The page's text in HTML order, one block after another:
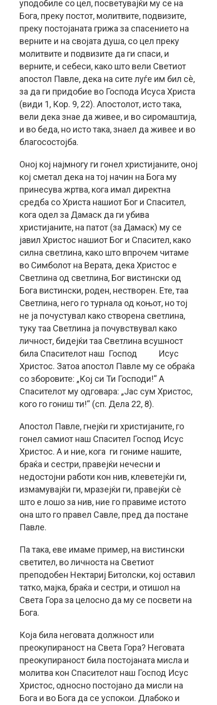
уподобиле со цел, посветувајќи му се на
Бога, преку постот, молитвите, подвизите,
преку постојаната грижа за спасението на
верните и на својата душа, со цел преку
молитвите и подвизите да ги спаси, и
верните, и себеси, како што вели Светиот
апостол Павле, дека на сите луѓе им бил сѐ,
за да ги придобие во Господа Исуса Христа
(види 1, Кор. 9, 22). Апостолот, исто така,
вели дека знае да живее, и во сиромаштија,
и во беда, но исто така, знаел да живее и во
благосостојба.
Оној кој најмногу ги гонел христијаните, оној
кој сметал дека на тој начин на Бога му
принесува жртва, кога имал директна
средба со Христа нашиот Бог и Спасител,
кога одел за Дамаск да ги убива
христијаните, на патот (за Дамаск) му се
јавил Христос нашиот Бог и Спасител, како
силна светлина, како што впрочем читаме
во Симболот на Верата, дека Христос е
Светлина од светлина, Бог вистински од
Бога вистински, роден, нестворен. Ете, таа
Светлина, него го турнала од коњот, но тој
не ја почустувал како створена светлина,
туку таа Светлина ја почувствувал како
личност, бидејќи таа Светлина всушност
била Спасителот наш Господ Исус
Христос. Затоа апостол Павле му се обраќа
со зборовите: „Кој си Ти Господи!“ А
Спасителот му одговара: „Јас сум Христос,
кого го гониш ти!“ (сп. Дела 22, 8).
Апостол Павле, гнејќи ги христијаните, го
гонел самиот наш Спасител Господ Исус
Христос. А и ние, кога ги гониме нашите,
браќа и сестри, правејќи нечесни и
недостојни работи кон нив, клеветејќи ги,
измамувајќи ги, мразејќи ги, правејќи сѐ
што е лошо за нив, ние го правиме истото
она што го правел Савле, пред да постане
Павле.
Па така, еве имаме пример, на вистински
светител, во личноста на Светиот
преподобен Нектариј Битолски, кој оставил
татко, мајка, браќа и сестри, и отишол на
Света Гора за целосно да му се посвети на
Бога.
Која била неговата должност или
преокупираност на Света Гора? Неговата
преокупираност била постојаната мисла и
молитва кон Спасителот наш Господ Исус
Христос, односно постојано да мисли на
Бога и во Бога да се успокои. Длабоко и